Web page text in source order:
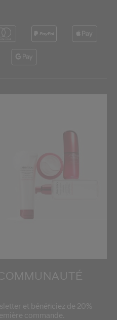
et bénéficiez de 20%
commande.